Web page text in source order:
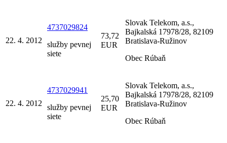
22. 4. 2012
4737029824
služby pevnej
siete
73,72
EUR
Slovak Telekom, a.s.,
Bajkalská 17978/28, 82109
Bratislava-Ružinov
Obec Rúbaň
22. 4. 2012
4737029941
služby pevnej
siete
25,70
EUR
Slovak Telekom, a.s.,
Bajkalská 17978/28, 82109
Bratislava-Ružinov
Obec Rúbaň